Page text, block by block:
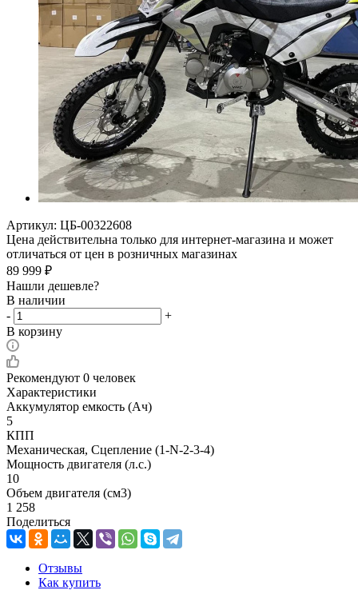
Артикул: ЦБ-00322608
Цена действительна только для интернет-магазина и может
отличаться от цен в розничных магазинах
89 999 ₽
Нашли дешевле?
В наличии
-
+
В корзину
Рекомендуют 0 человек
Характеристики
Аккумулятор емкость (Ач)
5
КПП
Механическая, Сцепление (1-N-2-3-4)
Мощность двигателя (л.с.)
10
Объем двигателя (см3)
1 258
Поделиться
Отзывы
Как купить